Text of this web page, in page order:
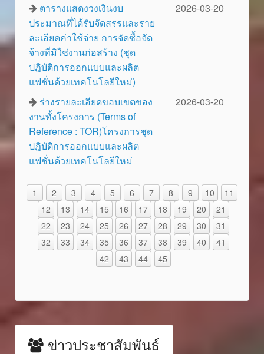
ตารางแสดงวงเงินงบ
ประมาณที่ได้รับจัดสรรและราย
ละเอียดค่าใช้จ่าย การจัดซื้อจัด
จ้างที่มิใช่งานก่อสร้าง (ชุด
ปฎิบัติการออกแบบและผลิต
แฟชั่นด้วยเทคโนโลยีใหม่)
2026-03-20
ร่างรายละเอียดขอบเขตของ
งานทั้งโครงการ (Terms of
Reference : TOR)โครงการชุด
ปฎิบัติการออกแบบและผลิต
แฟชั่นด้วยเทคโนโลยีใหม่
2026-03-20
1 2 3 4 5 6 7 8 9 10
11
12
13 14 15 16 17 18 19 20
21
22
23 24 25 26 27 28 29 30
31
32
33 34 35 36 37 38 39 40
41
42
43 44 45
ข่าวประชาสัมพันธ์